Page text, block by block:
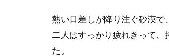
熱い日差しが降り注ぐ砂漠で
二人はすっかり疲れきって、
た。